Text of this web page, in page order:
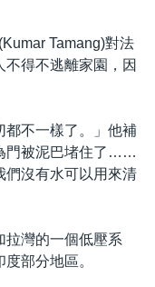
Tamang)對法
得不逃離家園，因
都不一樣了。」他補
門被泥巴堵住了……
們沒有水可以用來清
拉灣的一個低壓系
部分地區。